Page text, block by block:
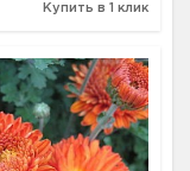
Купить в 1 клик